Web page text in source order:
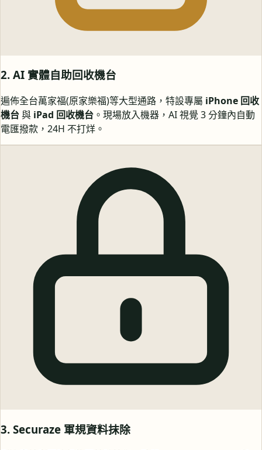
2. AI 實體自助回收機台
遍佈全台萬家福(原家樂福)等大型通路，特設專屬 iPhone 回收
機台與 iPad 回收機台 。現場放入機器，AI 視覺 3 分鐘內自動
電匯撥款，24H 不打烊。
3. Securaze 軍規資料抹除